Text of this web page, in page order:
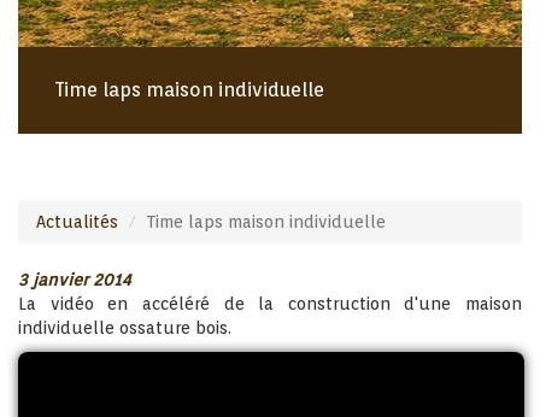
Time laps maison individuelle
Actualités Time laps maison individuelle
3 janvier 2014
La vidéo en accéléré de la construction d'une maison
individuelle ossature bois.